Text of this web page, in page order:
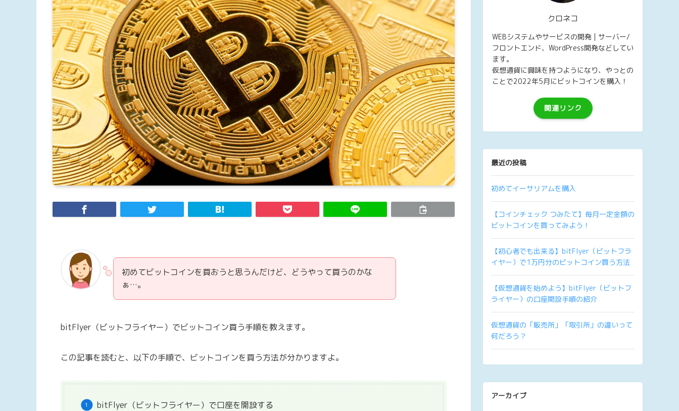
初めてビットコインを買おうと思うんだけど、どうやって買うのかな
ぁ…。
bitFlyer（ビットフライヤー）でビットコイン買う手順を教えます。
この記事を読むと、以下の手順で、ビットコインを買う方法が分かりますよ。
bitFlyer（ビットフライヤー）で口座を開設する
クロネコ
WEBシステムやサービスの開発 | サーバー/
フロントエンド、WordPress開発などしてい
ます。
仮想通貨に興味を持つようになり、やっとの
ことで2022年5月にビットコインを購入！
関連リンク
最近の投稿
初めてイーサリアムを購入
【コインチェック つみたて】毎月一定金額の
ビットコインを買ってみよう！
【初心者でも出来る】bitFlyer（ビットフラ
イヤー）で1万円分のビットコイン買う方法
【仮想通貨を始めよう】bitFlyer（ビットフ
ライヤー）の口座開設手順の紹介
仮想通貨の「販売所」「取引所」の違いって
何だろう？
アーカイブ